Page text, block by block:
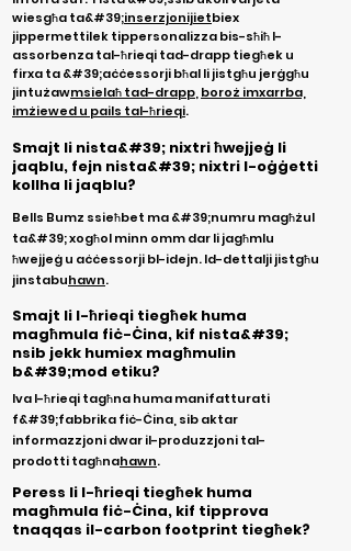
wiesgħa ta&#39;inserzjonijietbiex
jippermettilek tippersonalizza bis-sħiħ l-
assorbenza tal-ħrieqi tad-drapp tiegħek u
firxa ta &#39;aċċessorji bħal li jistgħu jerġgħu
jintużawmsielaħ tad-drapp boroż imxarrba,
imżiewed u pails tal-ħrieqi.
Smajt li nista&#39; nixtri ħwejjeġ li
jaqblu, fejn nista&#39; nixtri l-oġġetti
kollha li jaqblu?
Bells Bumz ssieħbet ma &#39;numru magħżul
ta&#39; xogħol minn omm dar li jagħmlu
ħwejjeġ u aċċessorji bl-idejn. Id-dettalji jistgħu
jinstabuhawn.
Smajt li l-ħrieqi tiegħek huma
magħmula fiċ-Ċina, kif nista&#39;
nsib jekk humiex magħmulin
b&#39;mod etiku?
Iva l-ħrieqi tagħna huma manifatturati
f&#39;fabbrika fiċ-Ċina, sib aktar
informazzjoni dwar il-produzzjoni tal-
prodotti tagħnahawn.
Peress li l-ħrieqi tiegħek huma
magħmula fiċ-Ċina, kif tipprova
tnaqqas il-carbon footprint tiegħek?